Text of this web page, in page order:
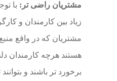
مشتریان راضی تر: با
زیاد بین کارمندان و
مشتریان که در واقع
هستند هرچه کارمندان
برخورد تر باشند و